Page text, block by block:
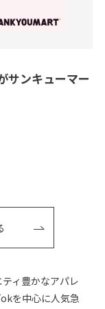
サンキューマー
ィ豊かなアパレ
を中心に人気急